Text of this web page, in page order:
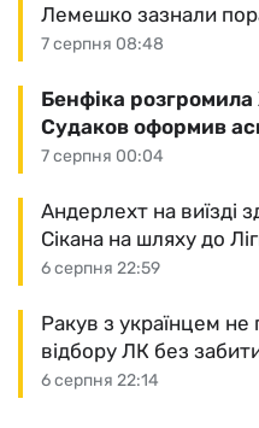
7 серпня 08:48
Лемешко зазнали
7 серпня 00:04
Бенфіка розгромила
Судаков оформив
6 серпня 22:59
Андерлехт на виїзді
Сікана на шляху до
6 серпня 22:14
Ракув з українцем
відбору ЛК без